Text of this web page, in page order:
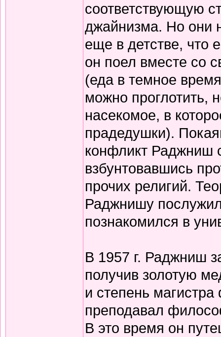
соответствующую
джайнизма. Но они
еще в детстве, что
он поел вместе со
(еда в темное
можно проглотить,
насекомое, в
прадедушки).
конфликт Раджниш
взбунтовавшись
прочих религий.
Раджнишу
познакомился в
В 1957 г. Раджниш
получив золотую
и степень
преподавал
В это время он